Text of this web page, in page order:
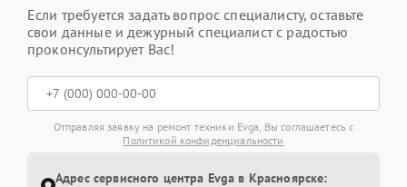
Если требуется задать вопрос специалисту, оставьте
свои данные и дежурный специалист с радостью
проконсультирует Вас!
Отправляя заявку на ремонт техники Evga, Вы соглашаетесь с
Политикой конфиденциальности
Адрес сервисного центра Evga в Красноярске: